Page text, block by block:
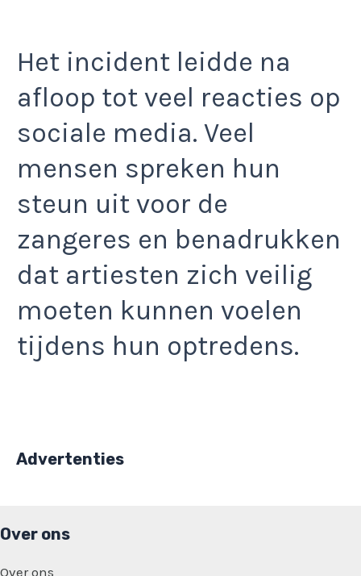
Het incident leidde na
afloop tot veel reacties op
sociale media. Veel
mensen spreken hun
steun uit voor de
zangeres en benadrukken
dat artiesten zich veilig
moeten kunnen voelen
tijdens hun optredens.
Advertenties
Over ons
Over ons